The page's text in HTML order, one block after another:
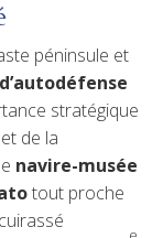
péninsule et
stratégique
de la
navire-musée
tout proche